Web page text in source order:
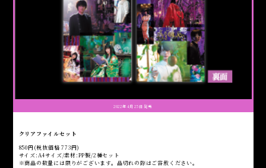
2022年4月25日発売
クリアファイルセット
850円(税抜価格 773円)
サイズ:A4サイズ/素材:PP製/2種セット
※商品の数量には限りがございます。品切れの際はご容赦ください。